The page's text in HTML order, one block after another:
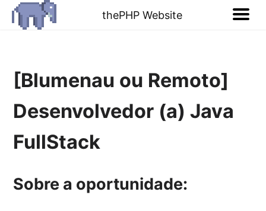
thePHP Website
[Blumenau ou Remoto]
Desenvolvedor (a) Java
FullStack
Sobre a oportunidade: